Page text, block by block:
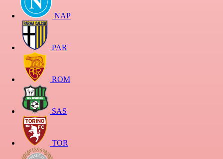
NAP
PAR
ROM
SAS
TOR